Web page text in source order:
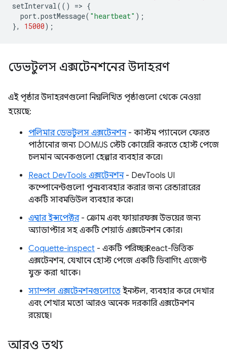
setInterval(() => {
port.postMessage( "heartbeat" );
},
15000);
ডেভটুলস এক্সটেনশনের উদাহরণ
এই পৃষ্ঠার উদাহরণগুলো নিম্নলিখিত পৃষ্ঠাগুলো থেকে নেওয়া
হয়েছে:
পলিমার ডেভটুলস এক্সটেনশন- কাস্টম প্যানেলে ফেরত
পাঠানোর জন্য DOM/JS স্টেট কোয়েরি করতে হোস্ট পেজে
চলমান অনেকগুলো হেল্পার ব্যবহার করে।
React DevTools এক্সটেনশন- DevTools UI
কম্পোনেন্টগুলো পুনঃব্যবহার করার জন্য রেন্ডারারের
একটি সাবমডিউল ব্যবহার করে।
এম্বার ইন্সপেক্টর- ক্রোম এবং ফায়ারফক্স উভয়ের জন্য
অ্যাডাপ্টার সহ একটি শেয়ার্ড এক্সটেনশন কোর।
Coquette-inspect - একটি পরিচ্ছন্ন React-ভিত্তিক
এক্সটেনশন, যেখানে হোস্ট পেজে একটি ডিবাগিং এজেন্ট
যুক্ত করা থাকে।
স্যাম্পল এক্সটেনশনগুলোতে ইনস্টল, ব্যবহার করে দেখার
এবং শেখার মতো আরও অনেক দরকারি এক্সটেনশন
রয়েছে।
আরও তথ্য